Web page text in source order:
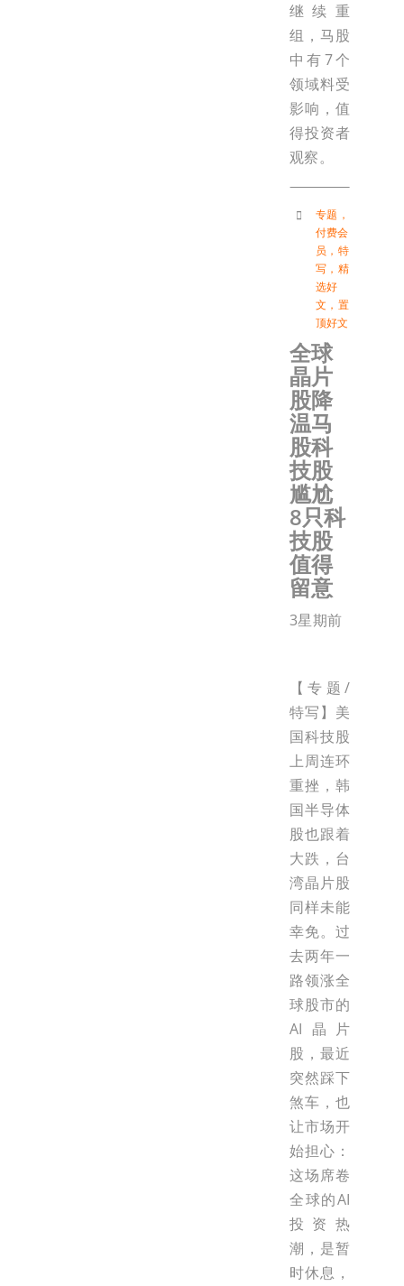
继续重
组，马股
中有7个
领域料受
影响，值
得投资者
观察。
专题 ，
付费会
员 ， 特
写 ， 精
选好
文 ， 置
顶好文
全球
晶片
股降
温马
股科
技股
尴尬
8只科
技股
值得
留意
3星期前
【专题/
特写】美
国科技股
上周连环
重挫，韩
国半导体
股也跟着
大跌，台
湾晶片股
同样未能
幸免。过
去两年一
路领涨全
球股市的
AI晶片
股，最近
突然踩下
煞车，也
让市场开
始担心：
这场席卷
全球的AI
投资热
潮，是暂
时休息，